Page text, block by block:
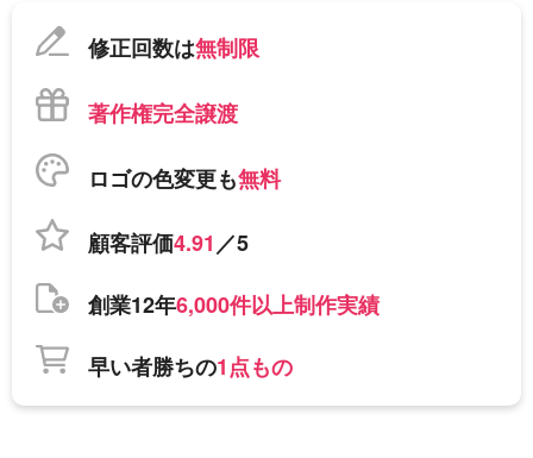
修正回数は無制限
著作権完全譲渡
ロゴの色変更も無料
顧客評価4.91／5
創業12年6,000件以上制作実績
早い者勝ちの1点もの